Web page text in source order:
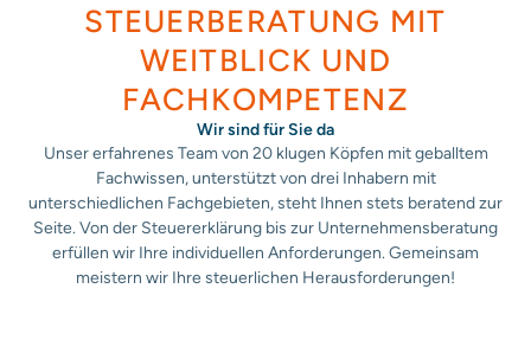
STEUERBERATUNG MIT
WEITBLICK UND
FACHKOMPETENZ
Wir sind für Sie da
Unser erfahrenes Team von 20 klugen Köpfen mit geballtem
Fachwissen, unterstützt von drei Inhabern mit
unterschiedlichen Fachgebieten, steht Ihnen stets beratend zur
Seite. Von der Steuererklärung bis zur Unternehmensberatung
erfüllen wir Ihre individuellen Anforderungen. Gemeinsam
meistern wir Ihre steuerlichen Herausforderungen!